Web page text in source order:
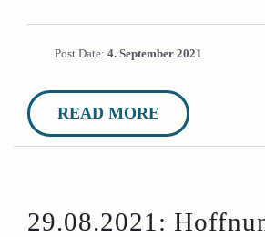
Post Date: 4. September 2021
READ MORE
29.08.2021: